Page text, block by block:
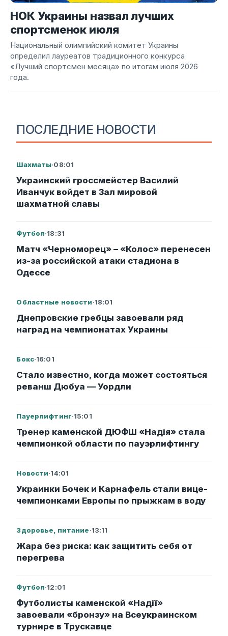
ПОСЛЕДНИЕ НОВОСТИ
Шахматы·08:01
Украинский гроссмейстер Василий
Иванчук войдет в Зал мировой
шахматной славы
Футбол·18:31
Матч «Черноморец» – «Колос» перенесен
из-за российской атаки стадиона в
Одессе
Областные новости·18:01
Днепровские гребцы завоевали ряд
наград на чемпионатах Украины
Бокс·16:01
Стало известно, когда может состояться
реванш Дюбуа — Уордли
Пауерлифтинг·15:01
Тренер каменской ДЮФШ «Надія» стала
чемпионкой области по пауэрлифтингу
Новости·14:01
Украинки Бочек и Карнафель стали вице-
чемпионками Европы по прыжкам в воду
Здоровье, питание·13:11
Жара без риска: как защитить себя от
перегрева
Футбол·12:01
Футболисты каменской «Надії»
завоевали «бронзу» на Всеукраинском
турнире в Трускавце
НОК Украины назвал лучших
спортсменок июля
Национальный олимпийский комитет Украины
определил лауреатов традиционного конкурса
«Лучший спортсмен месяца» по итогам июля 2026
года.